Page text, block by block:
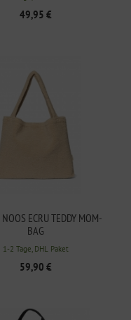
49,95 €
ECRU TEDDY MOM-
BAG
1-2 Tage, DHL Paket
59,90 €